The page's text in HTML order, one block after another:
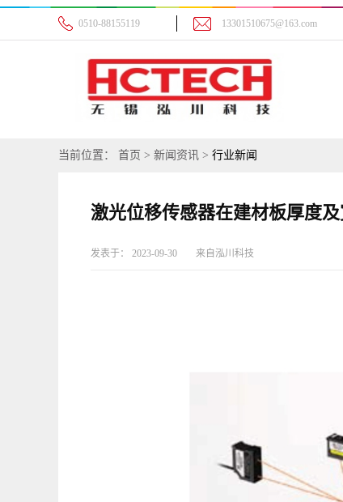
0510-88155119 13301510675@163.com
当前位置： 首页 > 新闻资讯 > 行业新闻
激光位移传感器在建材板厚度
来自泓川科技
发表于： 2023-09-30